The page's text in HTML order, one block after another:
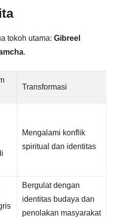
tokoh utama: Gibreel
.
Transformasi
Mengalami konflik
spiritual dan identitas
Bergulat dengan
identitas budaya dan
penolakan masyarakat